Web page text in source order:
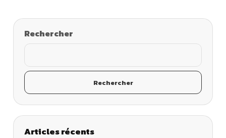
Rechercher
Rechercher
Articles récents